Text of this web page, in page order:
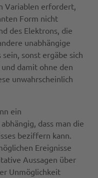
Variablen erfordert,
Form nicht
des Elektrons, die
unabhängige
sonst ergäbe sich
damit ohne den
unwahrscheinlich
ein
dass man die
beziffern kann.
Ereignisse
Aussagen über
Unmöglichkeit